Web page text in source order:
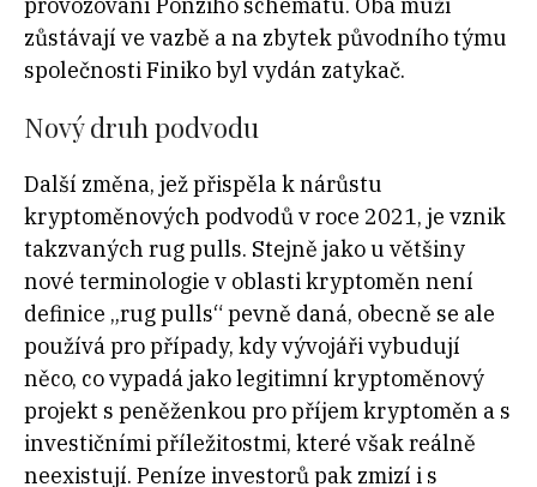
provozování Ponziho schématu. Oba muži
zůstávají ve vazbě a na zbytek původního týmu
společnosti Finiko byl vydán zatykač.
Nový druh podvodu
Další změna, jež přispěla k nárůstu
kryptoměnových podvodů v roce 2021, je vznik
takzvaných rug pulls. Stejně jako u většiny
nové terminologie v oblasti kryptoměn není
definice „rug pulls“ pevně daná, obecně se ale
používá pro případy, kdy vývojáři vybudují
něco, co vypadá jako legitimní kryptoměnový
projekt s peněženkou pro příjem kryptoměn a s
investičními příležitostmi, které však reálně
neexistují. Peníze investorů pak zmizí i s